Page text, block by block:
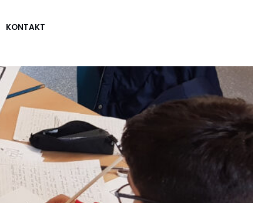
KONTAKT